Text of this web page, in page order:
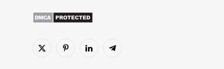
X
Pinterest'inLinkedInTelgraf